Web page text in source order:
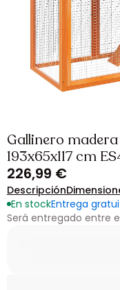
Gallinero
193x65x117 cm
226,99 €
Descripción
En stockEntrega
Será entregado entre